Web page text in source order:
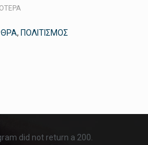
, ΠΟΛΙΤΙΣΜΟΣ
did not return a 200.